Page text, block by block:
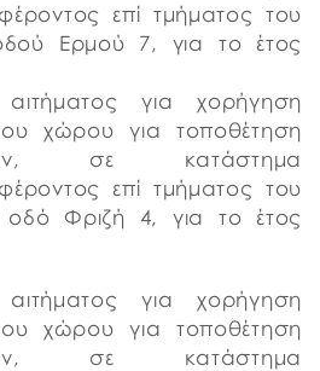
επί τμήματος του
Ερμού 7, για το έτος
αιτήματος για χορήγηση
χώρου για τοποθέτηση
σε κατάστημα
επί τμήματος του
οδό Φριζή 4, για το έτος
αιτήματος για χορήγηση
χώρου για τοποθέτηση
σε κατάστημα